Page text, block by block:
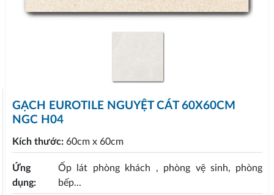
GẠCH EUROTILE NGUYỆT CÁT 60X60CM
NGC H04
Kích thước: 60cm x 60cm
Ứng
dụng:
Ốp lát phòng khách , phòng vệ sinh, phòng
bếp...